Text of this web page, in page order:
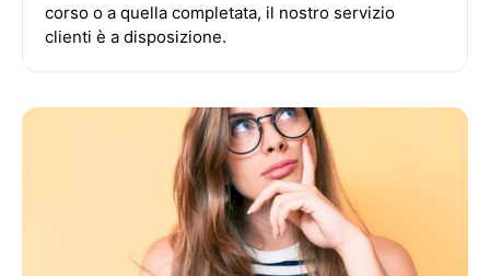
corso o a quella completata, il nostro servizio
clienti è a disposizione.